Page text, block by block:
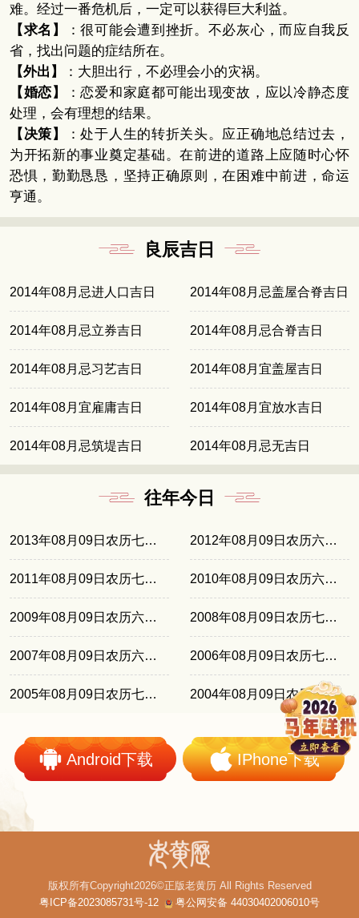
难。经过一番危机后，一定可以获得巨大利益。
【求名】
：很可能会遭到挫折。不必灰心，而应自我反
省，找出问题的症结所在。
【外出】
：大胆出行，不必理会小的灾祸。
【婚恋】
：恋爱和家庭都可能出现变故，应以冷静态度
处理，会有理想的结果。
【决策】
：处于人生的转折关头。应正确地总结过去，
为开拓新的事业奠定基础。在前进的道路上应随时心怀
恐惧，勤勤恳恳，坚持正确原则，在困难中前进，命运
亨通。
良辰吉日
2014年08月忌进人口吉日 2014年08月忌盖屋合脊吉日
2014年08月忌立券吉日 2014年08月忌合脊吉日
2014年08月忌习艺吉日 2014年08月宜盖屋吉日
2014年08月宜雇庸吉日 2014年08月宜放水吉日
2014年08月忌筑堤吉日 2014年08月忌无吉日
往年今日
2013年08月09日农历七月初三 2012年08月09日农历六月廿二
2011年08月09日农历七月初十 2010年08月09日农历六月廿九
2009年08月09日农历六月十九 2008年08月09日农历七月初九
2007年08月09日农历六月廿七 2006年08月09日农历七月十六
2005年08月09日农历七月初五 2004年08月09日农历六月廿四
Android下载 IPhone下载
版权所有Copyright2026©正版老黄历 All Rights Reserved
粤ICP备2023085731号-12
粤公网安备 44030402006010号